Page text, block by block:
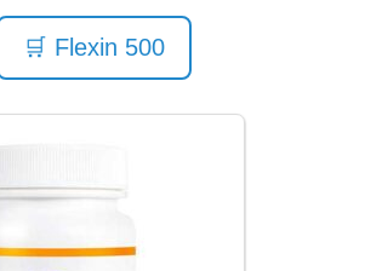
🛒 Flexin 500